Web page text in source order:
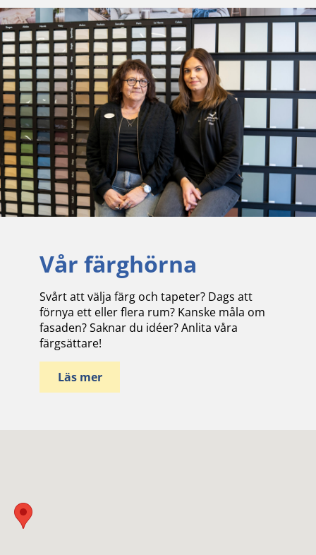
Vår färghörna
Svårt att välja färg och tapeter? Dags att
förnya ett eller flera rum? Kanske måla om
fasaden? Saknar du idéer? Anlita våra
färgsättare!
Läs mer